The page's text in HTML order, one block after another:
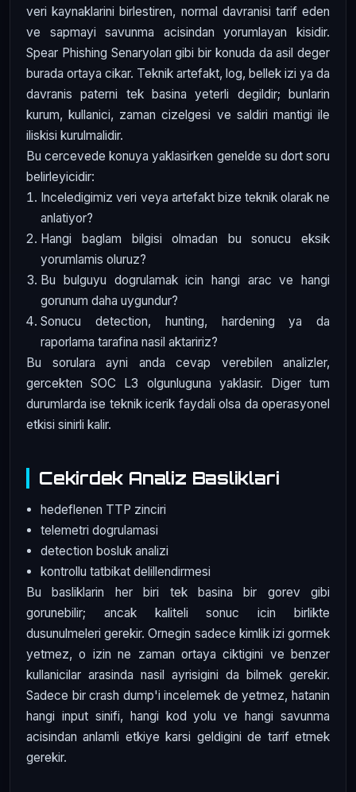
veri kaynaklarini birlestiren, normal davranisi tarif eden
ve sapmayi savunma acisindan yorumlayan kisidir.
Spear Phishing Senaryoları gibi bir konuda da asil deger
burada ortaya cikar. Teknik artefakt, log, bellek izi ya da
davranis paterni tek basina yeterli degildir; bunlarin
kurum, kullanici, zaman cizelgesi ve saldiri mantigi ile
iliskisi kurulmalidir.
Bu cercevede konuya yaklasirken genelde su dort soru
belirleyicidir:
Inceledigimiz veri veya artefakt bize teknik olarak ne
anlatiyor?
Hangi baglam bilgisi olmadan bu sonucu eksik
yorumlamis oluruz?
Bu bulguyu dogrulamak icin hangi arac ve hangi
gorunum daha uygundur?
Sonucu detection, hunting, hardening ya da
raporlama tarafina nasil aktaririz?
Bu sorulara ayni anda cevap verebilen analizler,
gercekten SOC L3 olgunluguna yaklasir. Diger tum
durumlarda ise teknik icerik faydali olsa da operasyonel
etkisi sinirli kalir.
Cekirdek Analiz Basliklari
hedeflenen TTP zinciri
telemetri dogrulamasi
detection bosluk analizi
kontrollu tatbikat delillendirmesi
Bu basliklarin her biri tek basina bir gorev gibi
gorunebilir; ancak kaliteli sonuc icin birlikte
dusunulmeleri gerekir. Ornegin sadece kimlik izi gormek
yetmez, o izin ne zaman ortaya ciktigini ve benzer
kullanicilar arasinda nasil ayrisigini da bilmek gerekir.
Sadece bir crash dump'i incelemek de yetmez, hatanin
hangi input sinifi, hangi kod yolu ve hangi savunma
acisindan anlamli etkiye karsi geldigini de tarif etmek
gerekir.